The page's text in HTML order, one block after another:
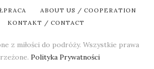
ABOUT US / COOPERATION
KONTAKT / CONTACT
z miłości do podróży. Wszystkie prawa
Polityka Prywatności